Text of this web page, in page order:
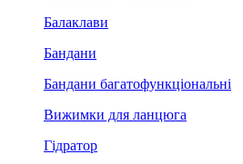
Балаклави
Бандани
Бандани багатофункціональні
Вижимки для ланцюга
Гідратор